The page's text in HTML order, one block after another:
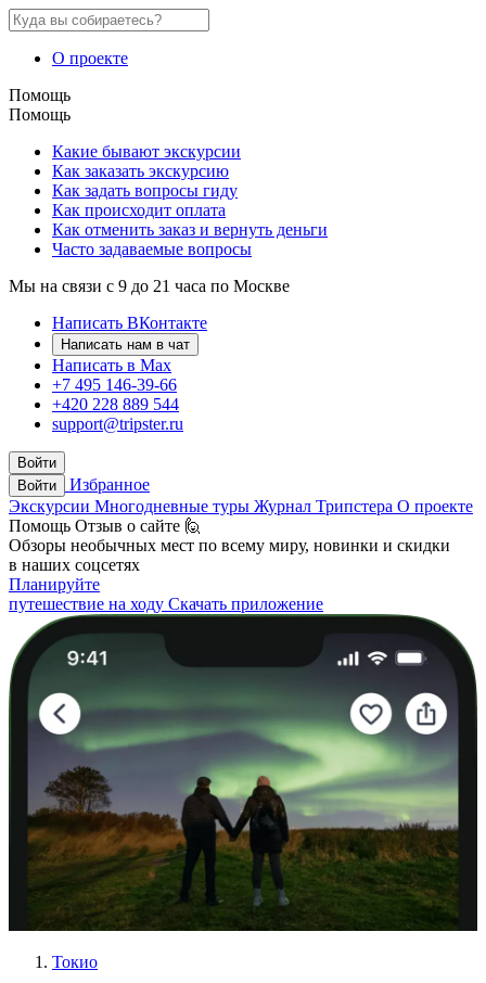
О проекте
Помощь
Помощь
Какие бывают экскурсии
Как заказать экскурсию
Как задать вопросы гиду
Как происходит оплата
Как отменить заказ и вернуть деньги
Часто задаваемые вопросы
Мы на связи с 9 до 21 часа по Москве
Написать ВКонтакте
Написать нам в чат
Написать в Max
+7 495 146-39-66
+420 228 889 544
support@tripster.ru
Войти
Войти
Избранное
Экскурсии Многодневные туры Журнал Трипстера О проекте
Помощь Отзыв о сайте 🙋
Обзоры необычных мест по всему миру, новинки и скидки
в наших соцсетях
Планируйте
путешествие на ходу Скачать приложение
Токио